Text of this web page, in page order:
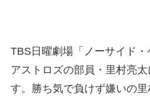
TBS日曜劇場「ノーサイド
アストロズの部員・里村亮
す。勝ち気で負けず嫌いの